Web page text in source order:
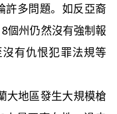
多問題。如反亞裔
個州仍然沒有強制報
有仇恨犯罪法規等
地區發生大規模槍